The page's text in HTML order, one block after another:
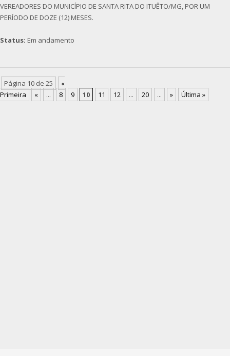
VEREADORES DO MUNICÍPIO DE SANTA RITA DO ITUÊTO/MG, POR UM
PERÍODO DE DOZE (12) MESES.
Status: Em andamento
Página 10 de 25
«
Primeira
« ... 8 9 10 11 12 ... 20 ... » Última »